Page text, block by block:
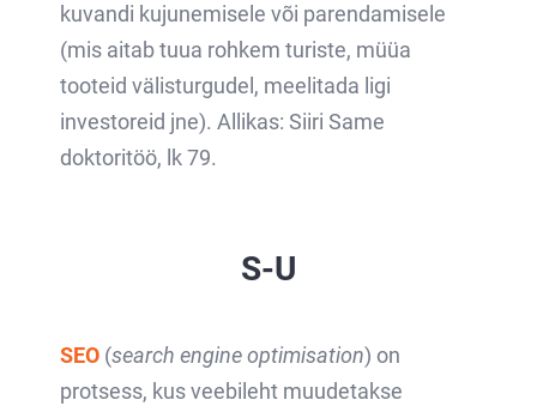
kuvandi kujunemisele või parendamisele
(mis aitab tuua rohkem turiste, müüa
tooteid välisturgudel, meelitada ligi
investoreid jne). Allikas: Siiri Same
doktoritöö, lk 79.
S-U
SEO (search engine optimisation) on
protsess, kus veebileht muudetakse